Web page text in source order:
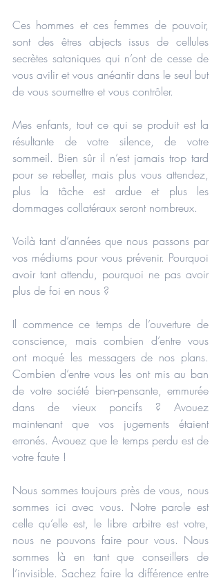
Ces hommes et ces femmes de pouvoir,
sont des êtres abjects issus de cellules
secrètes sataniques qui n’ont de cesse de
vous avilir et vous anéantir dans le seul but
de vous soumettre et vous contrôler.
Mes enfants, tout ce qui se produit est la
résultante de votre silence, de votre
sommeil. Bien sûr il n’est jamais trop tard
pour se rebeller, mais plus vous attendez,
plus la tâche est ardue et plus les
dommages collatéraux seront nombreux.
Voilà tant d’années que nous passons par
vos médiums pour vous prévenir. Pourquoi
avoir tant attendu, pourquoi ne pas avoir
plus de foi en nous ?
Il commence ce temps de l’ouverture de
conscience, mais combien d’entre vous
ont moqué les messagers de nos plans.
Combien d’entre vous les ont mis au ban
de votre société bien-pensante, emmurée
dans de vieux poncifs ? Avouez
maintenant que vos jugements étaient
erronés. Avouez que le temps perdu est de
votre faute !
Nous sommes toujours près de vous, nous
sommes ici avec vous. Notre parole est
celle qu’elle est, le libre arbitre est votre,
nous ne pouvons faire pour vous. Nous
sommes là en tant que conseillers de
l’invisible. Sachez faire la différence entre